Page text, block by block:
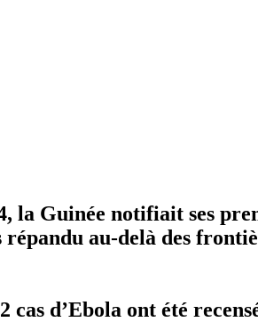
la Guinée notifiait ses
au-delà des
cas d’Ebola ont été